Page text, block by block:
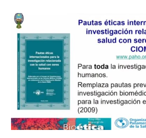
LA
UNIDAD
DE
ESFUERZOS